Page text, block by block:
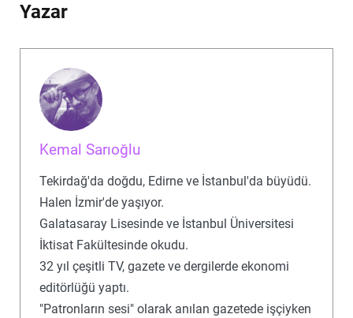
Yazar
Kemal Sarıoğlu
Tekirdağ'da doğdu, Edirne ve İstanbul'da büyüdü.
Halen İzmir'de yaşıyor.
Galatasaray Lisesinde ve İstanbul Üniversitesi
İktisat Fakültesinde okudu.
32 yıl çeşitli TV, gazete ve dergilerde ekonomi
editörlüğü yaptı.
"Patronların sesi" olarak anılan gazetede işçiyken